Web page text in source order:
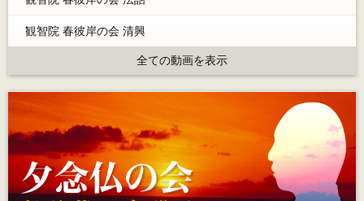
観智院 春彼岸の会 清興
全ての動画を表示